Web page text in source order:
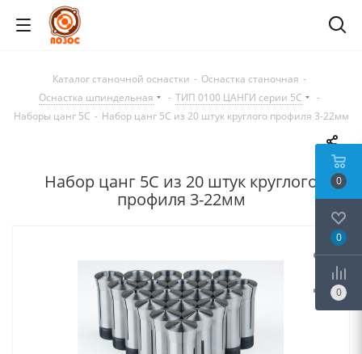
Каталог станочной оснастки - Оснастка станочная -
Оснастка шпиндельная
- ТИП 0100 ЦАНГИ серии 5C
-
Наборы цанг 5C - Набор цанг 5C из 20 штук круглого профиля 3-22мм
Набор цанг 5C из 20 штук круглого
профиля 3-22мм
0
0
0